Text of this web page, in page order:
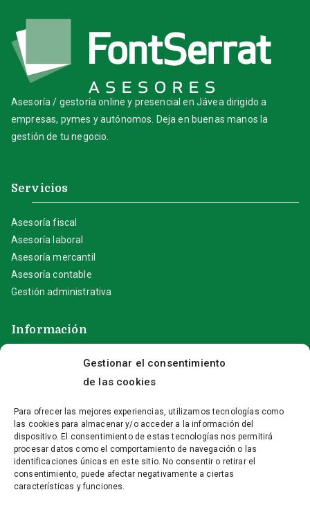
Gestionar el consentimiento
de las cookies
Para ofrecer las mejores experiencias, utilizamos tecnologías como
las cookies para almacenar y/o acceder a la información del
dispositivo. El consentimiento de estas tecnologías nos permitirá
procesar datos como el comportamiento de navegación o las
identificaciones únicas en este sitio. No consentir o retirar el
consentimiento, puede afectar negativamente a ciertas
características y funciones.
Asesoría / gestoría online y presencial en Jávea dirigido a
empresas, pymes y autónomos. Deja en buenas manos la
gestión de tu negocio.
Servicios
Asesoría fiscal
Asesoría laboral
Asesoría mercantil
Asesoría contable
Gestión administrativa
Información
Política de privacidad
Contacta con nosotros
+(34) 96 646 23 55
info@fontserrat-asesores.com